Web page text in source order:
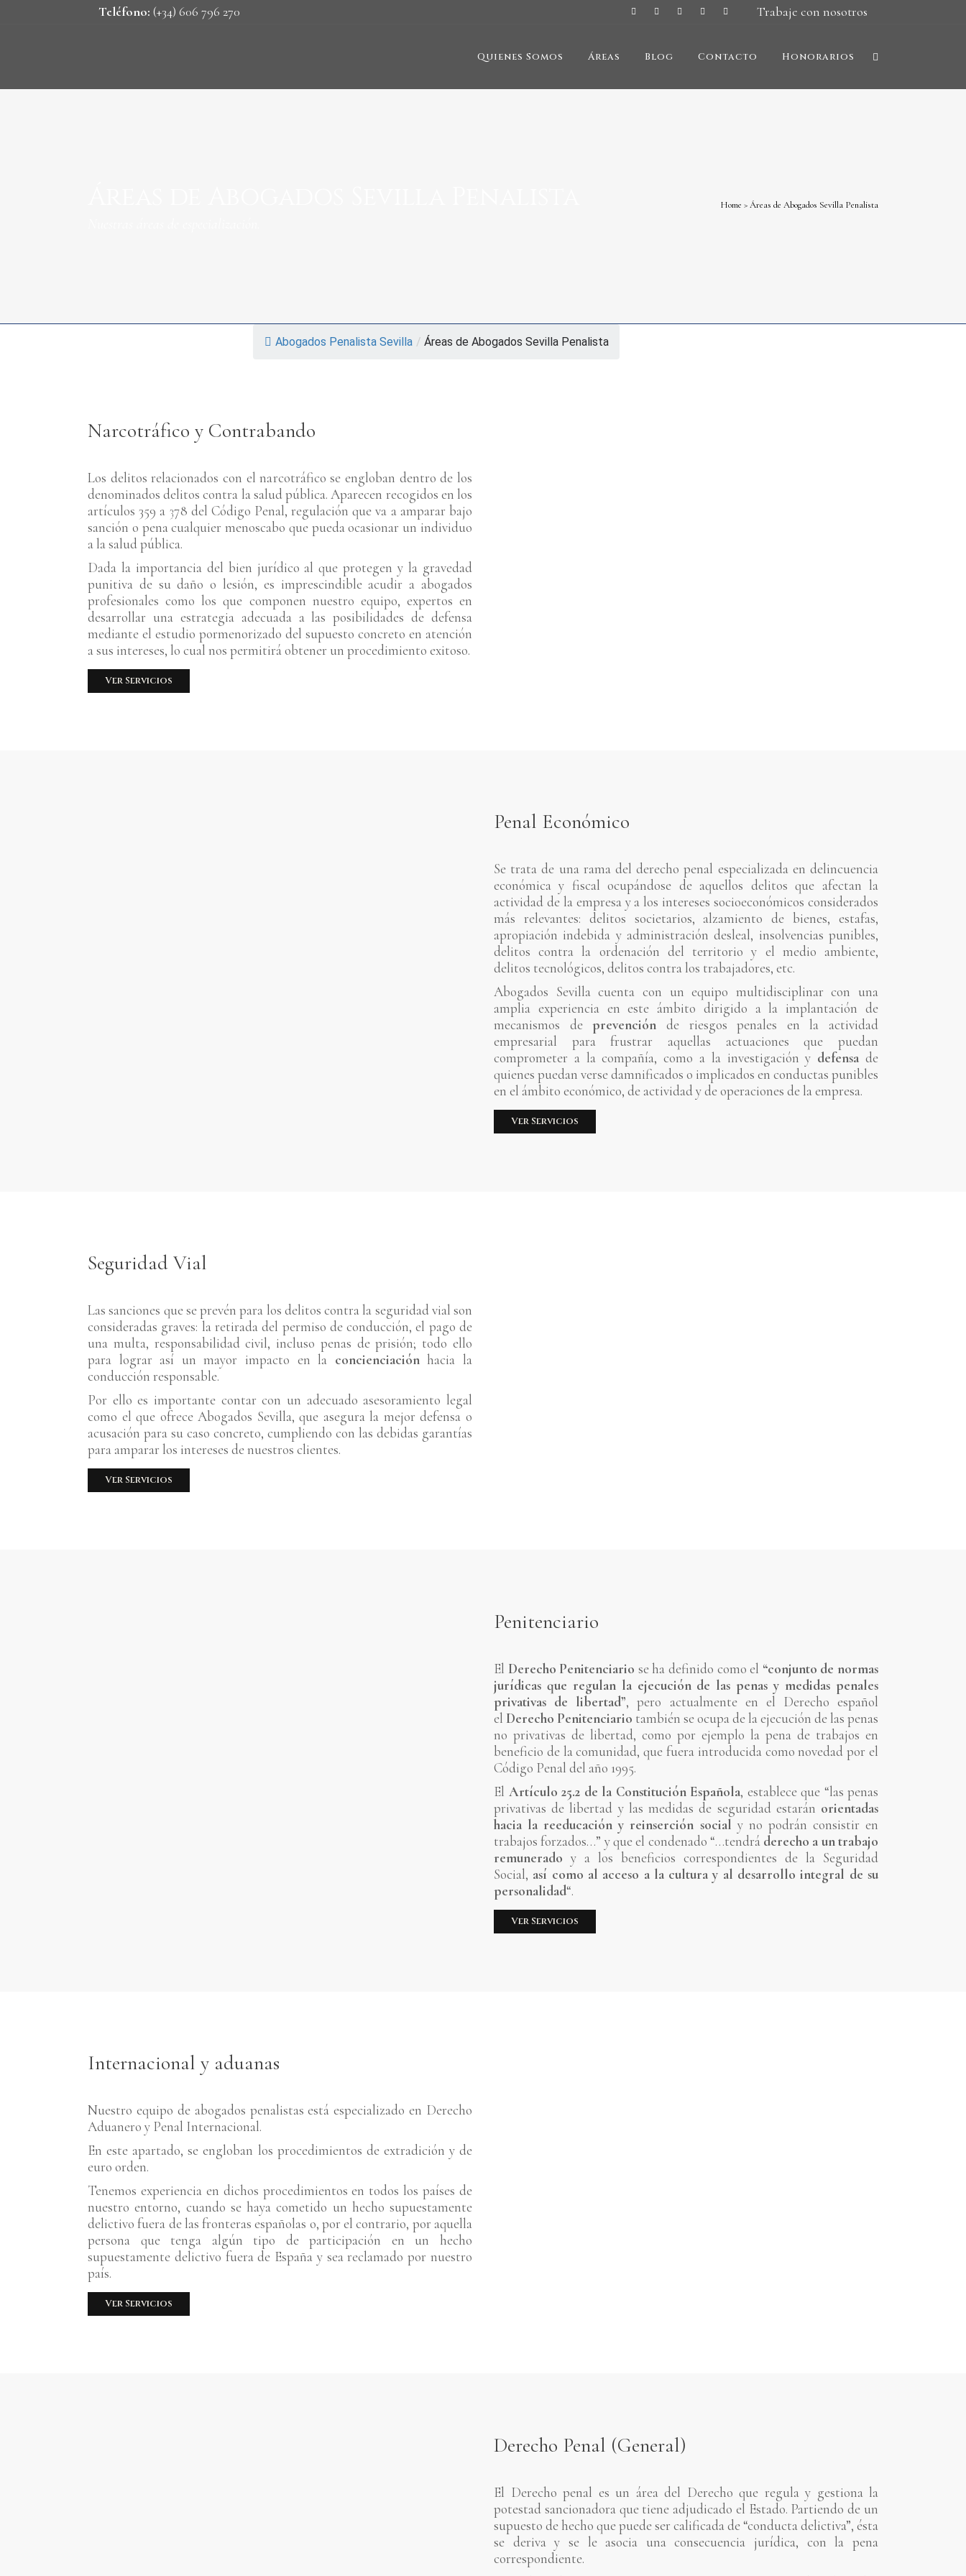
Teléfono: (+34) 606 796 270 Trabaje con nosotros
Quienes Somos Áreas Blog Contacto Honorarios
Home >Áreas de Abogados Sevilla Penalista
Abogados Penalista Sevilla / Áreas de Abogados Sevilla Penalista
Narcotráfico y Contrabando
Los delitos relacionados con el narcotráfico se engloban dentro de los
denominados delitos contra la salud pública. Aparecen recogidos en los
artículos 359 a 378 del Código Penal, regulación que va a amparar bajo
sanción o pena cualquier menoscabo que pueda ocasionar un individuo
a la salud pública.
Dada la importancia del bien jurídico al que protegen y la gravedad
punitiva de su daño o lesión, es imprescindible acudir a abogados
profesionales como los que componen nuestro equipo, expertos en
desarrollar una estrategia adecuada a las posibilidades de defensa
mediante el estudio pormenorizado del supuesto concreto en atención
a sus intereses, lo cual nos permitirá obtener un procedimiento exitoso.
Ver Servicios
Penal Económico
Se trata de una rama del derecho penal especializada en delincuencia
económica y fiscal ocupándose de aquellos delitos que afectan la
actividad de la empresa y a los intereses socioeconómicos considerados
más relevantes: delitos societarios, alzamiento de bienes, estafas,
apropiación indebida y administración desleal, insolvencias punibles,
delitos contra la ordenación del territorio y el medio ambiente,
delitos tecnológicos, delitos contra los trabajadores, etc.
Abogados Sevilla cuenta con un equipo multidisciplinar con una
amplia experiencia en este ámbito dirigido a la implantación de
mecanismos deprevención de riesgos penales en la actividad
empresarial para frustrar aquellas actuaciones que puedan
comprometer a la compañía, como a la investigación y defensa de
quienes puedan verse damnificados o implicados en conductas punibles
en el ámbito económico, de actividad y de operaciones de la empresa.
Ver Servicios
Seguridad Vial
Las sanciones que se prevén para los delitos contra la seguridad vial son
consideradas graves: la retirada del permiso de conducción, el pago de
una multa, responsabilidad civil, incluso penas de prisión; todo ello
para lograr así un mayor impacto en la concienciaciónhacia la
conducción responsable.
Por ello es importante contar con un adecuado asesoramiento legal
como el que ofrece Abogados Sevilla, que asegura la mejor defensa o
acusación para su caso concreto, cumpliendo con las debidas garantías
para amparar los intereses de nuestros clientes.
Ver Servicios
Penitenciario
El Derecho Penitenciario se ha definido como el “conjunto de normas
jurídicas que regulan la ejecución de las penas y medidas penales
privativas de libertad”, pero actualmente en el Derecho español
el Derecho Penitenciario también se ocupa de la ejecución de las penas
no privativas de libertad, como por ejemplo la pena de trabajos en
beneficio de la comunidad, que fuera introducida como novedad por el
Código Penal del año 1995.
El Artículo 25.2 de la Constitución Española, establece que “las penas
privativas de libertad y las medidas de seguridad estarán orientadas
hacia la reeducación y reinserción social y no podrán consistir en
trabajos forzados…” y que el condenado “…tendrá derecho a un trabajo
remunerado y a los beneficios correspondientes de la Seguridad
Social, así como al acceso a la cultura y al desarrollo integral de su
personalidad“.
Ver Servicios
Internacional y aduanas
Nuestro equipo de abogados penalistas está especializado en Derecho
Aduanero y Penal Internacional.
En este apartado, se engloban los procedimientos de extradición y de
euro orden.
Tenemos experiencia en dichos procedimientos en todos los países de
nuestro entorno, cuando se haya cometido un hecho supuestamente
delictivo fuera de las fronteras españolas o, por el contrario, por aquella
persona que tenga algún tipo de participación en un hecho
supuestamente delictivo fuera de España y sea reclamado por nuestro
país.
Ver Servicios
Derecho Penal (General)
El Derecho penal es un área del Derecho que regula y gestiona la
potestad sancionadora que tiene adjudicado el Estado. Partiendo de un
supuesto de hecho que puede ser calificada de “conducta delictiva”, ésta
se deriva y se le asocia una consecuencia jurídica, con la pena
correspondiente.